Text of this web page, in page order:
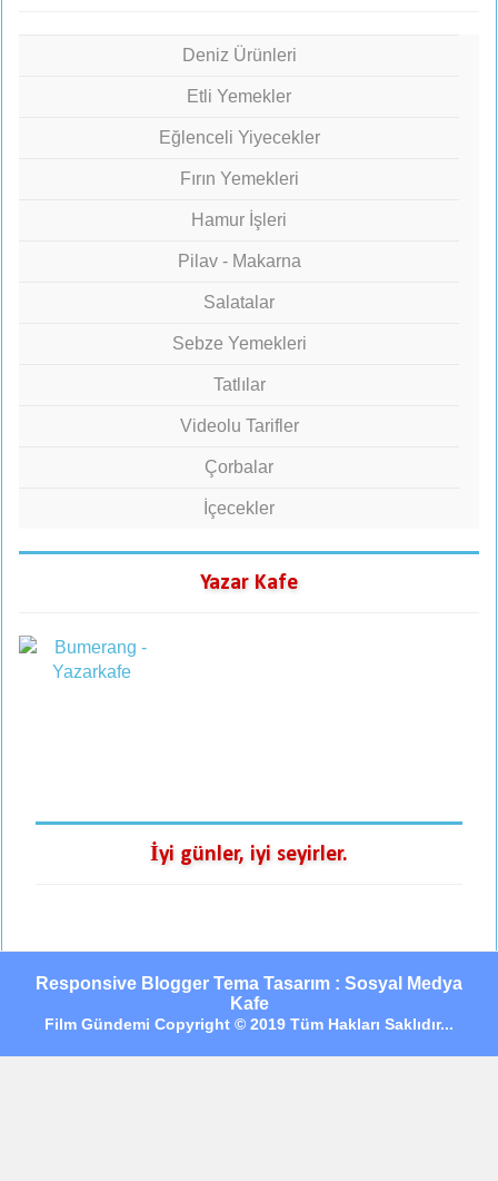
Deniz Ürünleri
Etli Yemekler
Eğlenceli Yiyecekler
Fırın Yemekleri
Hamur İşleri
Pilav - Makarna
Salatalar
Sebze Yemekleri
Tatlılar
Videolu Tarifler
Çorbalar
İçecekler
Yazar Kafe
İyi günler, iyi seyirler.
Responsive Blogger Tema Tasarım : Sosyal Medya
Kafe
Film Gündemi Copyright © 2019 Tüm Hakları Saklıdır...